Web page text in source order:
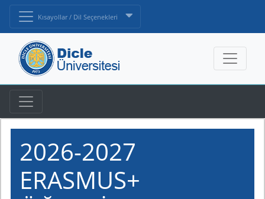
Kısayollar / Dil Seçenekleri
2026-2027
ERASMUS+